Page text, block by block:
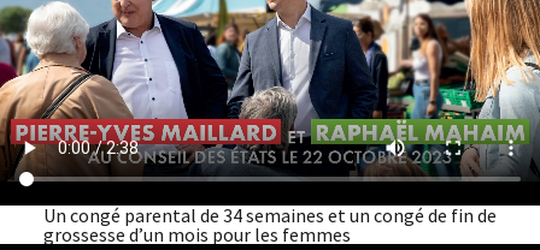
Un congé parental de 34 semaines et un congé de fin de
grossesse d’un mois pour les femmes